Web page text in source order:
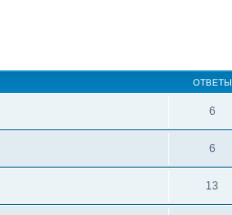
ОТВЕТЫ
6
6
13